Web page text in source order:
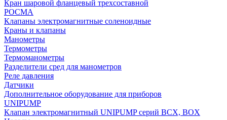
Кран шаровой фланцевый трехсоставной
РОСМА
Клапаны электромагнитные соленоидные
Краны и клапаны
Манометры
Термометры
Термоманометры
Разделители сред для манометров
Реле давления
Датчики
Дополнительное оборудование для приборов
UNIPUMP
Клапан электромагнитный UNIPUMP серий BCX, BOX